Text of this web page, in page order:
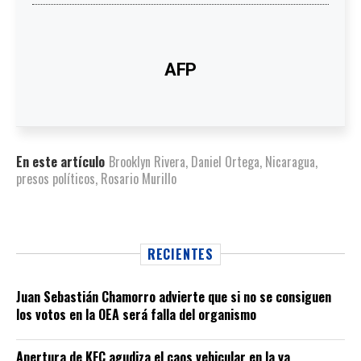
AFP
En este artículo Brooklyn Rivera, Daniel Ortega, Nicaragua,
presos políticos, Rosario Murillo
RECIENTES
Juan Sebastián Chamorro advierte que si no se consiguen
los votos en la OEA será falla del organismo
Apertura de KFC agudiza el caos vehicular en la ya